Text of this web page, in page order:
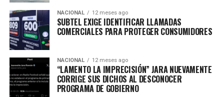
NACIONAL 12 meses ago
SUBTEL EXIGE IDENTIFICAR LLAMADAS
COMERCIALES PARA PROTEGER CONSUMIDORES
NACIONAL 12 meses ago
“LAMENTO LA IMPRECISIÓN” JARA NUEVAMENTE
CORRIGE SUS DICHOS AL DESCONOCER
PROGRAMA DE GOBIERNO